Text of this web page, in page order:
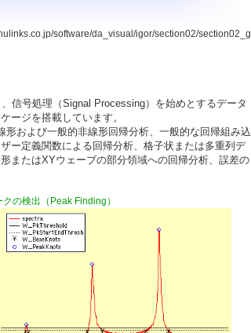
software/da_visual/igor/section02/section02_g
信号処理（Signal Processing）を始めとするデータ
ージを搭載しています。
および一般的非線形回帰分析、一般的な回帰組み込
ー定義関数による回帰分析、格子状または多重列デ
またはXYウェーブの部分領域への回帰分析、誤差の
クの検出（Peak Finding）